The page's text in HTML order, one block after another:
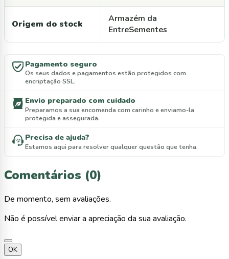
Origem do stock
Armazém da
EntreSementes
Pagamento seguro
Os seus dados e pagamentos estão protegidos com
encriptação SSL.
Envio preparado com cuidado
Preparamos a sua encomenda com carinho e enviamo-la
protegida e assegurada.
Precisa de ajuda?
Estamos aqui para resolver qualquer questão que tenha.
Comentários (0)
De momento, sem avaliações.
Não é possível enviar a apreciação da sua avaliação.
OK